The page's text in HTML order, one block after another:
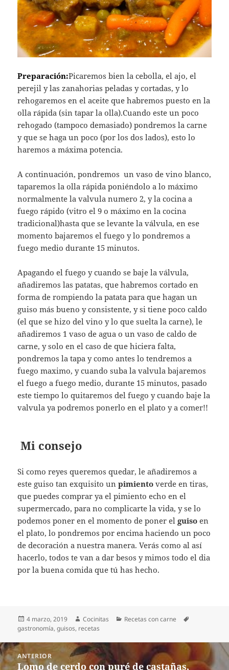
Preparación:Picaremos bien la cebolla, el ajo, el
perejil y las zanahorias peladas y cortadas, y lo
rehogaremos en el aceite que habremos puesto en la
olla rápida (sin tapar la olla).Cuando este un poco
rehogado (tampoco demasiado) pondremos la carne
y que se haga un poco (por los dos lados), esto lo
haremos a máxima potencia.
A continuación, pondremos un vaso de vino blanco,
taparemos la olla rápida poniéndolo a lo máximo
normalmente la valvula numero 2, y la cocina a
fuego rápido (vitro el 9 o máximo en la cocina
tradicional)hasta que se levante la válvula, en ese
momento bajaremos el fuego y lo pondremos a
fuego medio durante 15 minutos.
Apagando el fuego y cuando se baje la válvula,
añadiremos las patatas, que habremos cortado en
forma de rompiendo la patata para que hagan un
guiso más bueno y consistente, y si tiene poco caldo
(el que se hizo del vino y lo que suelta la carne), le
añadiremos 1 vaso de agua o un vaso de caldo de
carne, y solo en el caso de que hiciera falta,
pondremos la tapa y como antes lo tendremos a
fuego maximo, y cuando suba la valvula bajaremos
el fuego a fuego medio, durante 15 minutos, pasado
este tiempo lo quitaremos del fuego y cuando baje la
valvula ya podremos ponerlo en el plato y a comer!!
Mi consejo
Si como reyes queremos quedar, le añadiremos a
este guiso tan exquisito unpimiento verde en tiras,
que puedes comprar ya el pimiento echo en el
supermercado, para no complicarte la vida, y se lo
podemos poner en el momento de poner elguiso en
el plato, lo pondremos por encima haciendo un poco
de decoración a nuestra manera. Verás como al así
hacerlo, todos te van a dar besos y mimos todo el dia
por la buena comida que tú has hecho.
Publicado
el
4 marzo, 2019 Autor
Cocinitas Categorías
Recetas con carne
gastronomía,guisos, recetas
Navegación
de
ANTERIOR
Entrada
Lomo de cerdo con puré de castañas,